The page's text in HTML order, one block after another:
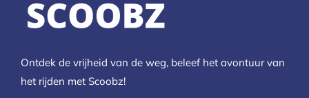
Ontdek de vrijheid van de weg, beleef het avontuur van
het rijden met Scoobz!